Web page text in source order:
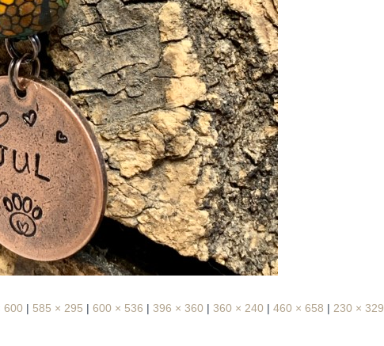
600 | 585 × 295 | 600 × 536 | 396 × 360 | 360 × 240 | 460 × 658 | 230 × 329